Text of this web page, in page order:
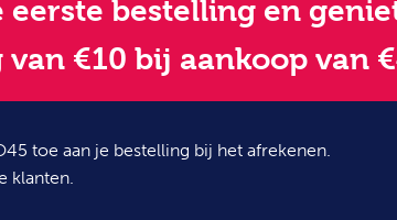
eerste bestelling en
€10 bij aankoop van
toe aan je bestelling bij het afrekenen.
klanten.